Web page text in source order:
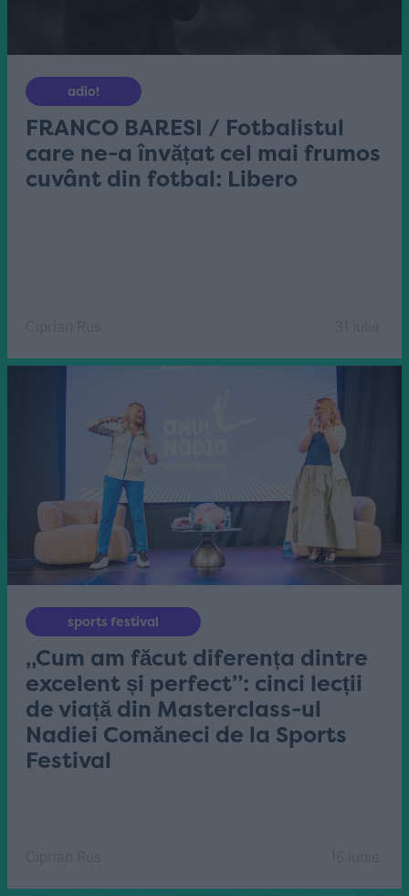
adio!
FRANCO BARESI / Fotbalistul
care ne-a învățat cel mai frumos
cuvânt din fotbal: Libero
sports festival
„Cum am făcut diferența dintre
excelent și perfect”: cinci lecții
de viață din Masterclass-ul
Nadiei Comăneci de la Sports
Festival